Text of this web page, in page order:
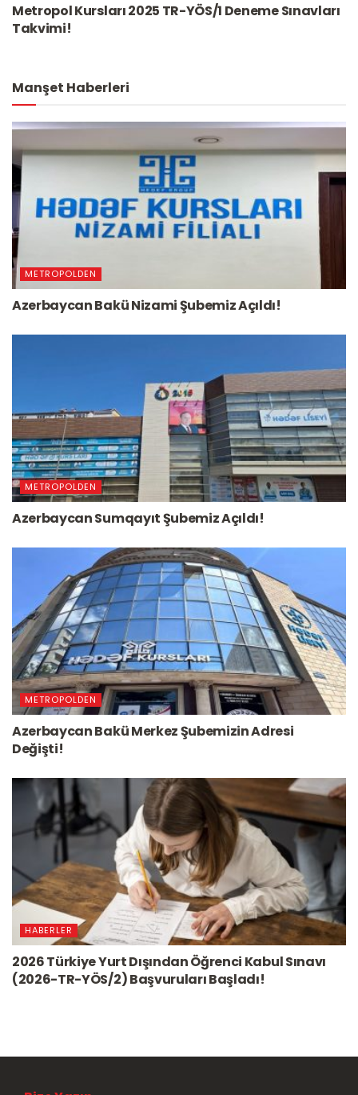
Metropol Kursları 2025 TR-YÖS/1 Deneme Sınavları
Takvimi!
Manşet Haberleri
METROPOLDEN
Azerbaycan Bakü Nizami Şubemiz Açıldı!
METROPOLDEN
Azerbaycan Sumqayıt Şubemiz Açıldı!
METROPOLDEN
Azerbaycan Bakü Merkez Şubemizin Adresi
Değişti!
HABERLER
2026 Türkiye Yurt Dışından Öğrenci Kabul Sınavı
(2026-TR-YÖS/2) Başvuruları Başladı!